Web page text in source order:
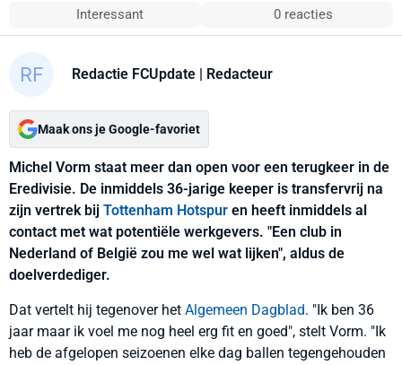
Interessant 0 reacties
Redactie FCUpdate | Redacteur
Maak ons je Google-favoriet
Michel Vorm staat meer dan open voor een terugkeer in de
Eredivisie. De inmiddels 36-jarige keeper is transfervrij na
zijn vertrek bij Tottenham Hotspur en heeft inmiddels al
contact met wat potentiële werkgevers. "Een club in
Nederland of België zou me wel wat lijken", aldus de
doelverdediger.
Dat vertelt hij tegenover het Algemeen Dagblad. "Ik ben 36
jaar maar ik voel me nog heel erg fit en goed", stelt Vorm. "Ik
heb de afgelopen seizoenen elke dag ballen tegengehouden